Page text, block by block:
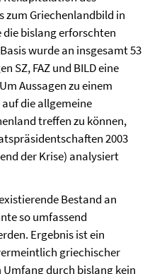
zum Griechenlandbild in
bislang erforschten
wurde an insgesamt 53
SZ, FAZ und BILD eine
Aussagen zu einem
die allgemeine
treffen zu können,
2003
der Krise) analysiert
Bestand an
so umfassend
Ergebnis ist ein
griechischer
durch bislang kein